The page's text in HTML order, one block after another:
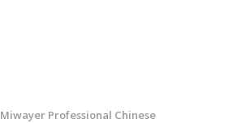
Miwayer Professional Chinese